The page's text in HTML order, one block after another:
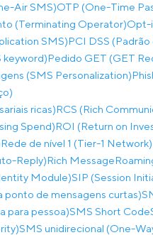
Air SMS)OTP (One-Time
(Terminating Operator)Opt-
SMS)PCI DSS
keyword)Pedido GET (GET
(SMS Personalization)
ricas)RCS (Rich
Spend)ROI (Return on
Rede de nível 1 (Tier-1 Network)
Reply)Rich Message
Module)SIP (Session
de mensagens curtas)
para pessoa)SMS Short Code
SMS unidirecional (One-